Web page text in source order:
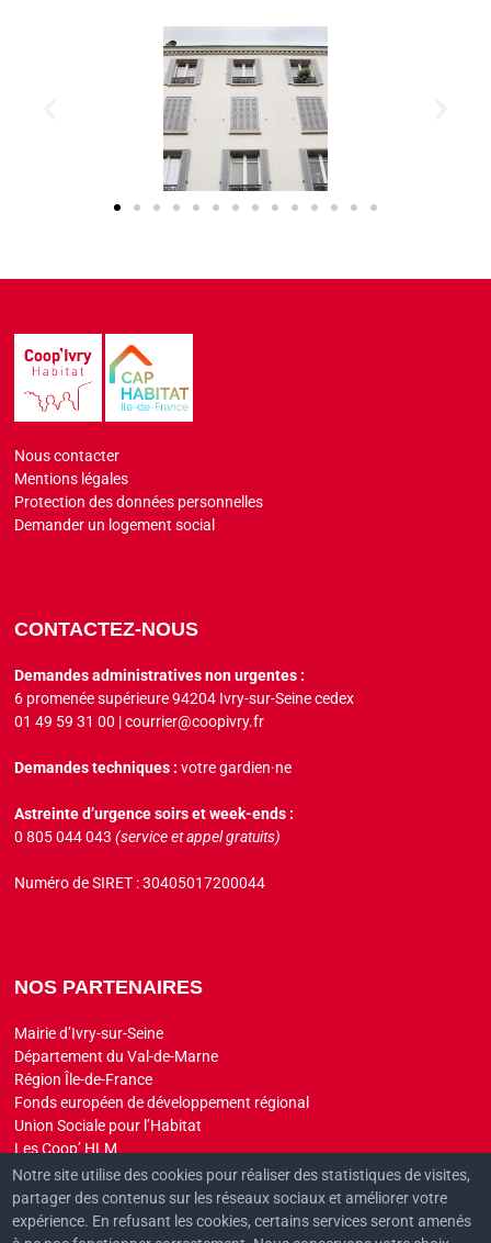
Nous contacter
Mentions légales
Protection des données personnelles
Demander un logement social
CONTACTEZ-NOUS
Demandes administratives non urgentes :
6 promenée supérieure 94204 Ivry-sur-Seine cedex
01 49 59 31 00 |courrier@coopivry.fr
Demandes techniques : votre gardien·ne
Astreinte d’urgence soirs et week-ends :
0 805 044 043 (service et appel gratuits)
Numéro de SIRET : 30405017200044
NOS PARTENAIRES
Mairie d’Ivry-sur-Seine
Département du Val-de-Marne
Région Île-de-France
Fonds européen de développement régional
Union Sociale pour l’Habitat
Les Coop’ HLM
Aorif
Notre site utilise des cookies pour réaliser des statistiques de visites,
partager des contenus sur les réseaux sociaux et améliorer votre
expérience. En refusant les cookies, certains services seront amenés